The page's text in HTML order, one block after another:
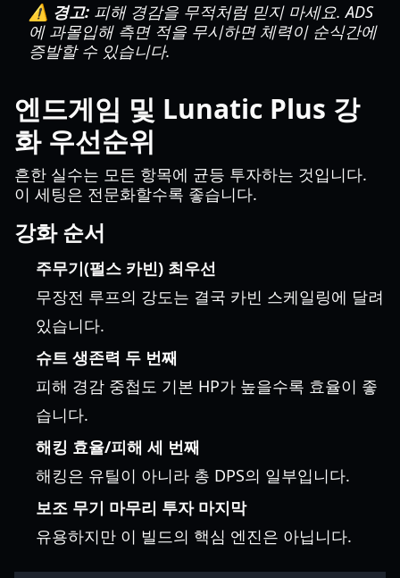
⚠️ 경고: 피해 경감을 무적처럼 믿지 마세요. ADS
에 과몰입해 측면 적을 무시하면 체력이 순식간에
증발할 수 있습니다.
엔드게임 및 Lunatic Plus 강
화 우선순위
흔한 실수는 모든 항목에 균등 투자하는 것입니다.
이 세팅은 전문화할수록 좋습니다.
강화 순서
주무기(펄스 카빈) 최우선
무장전 루프의 강도는 결국 카빈 스케일링에 달려
있습니다.
슈트 생존력 두 번째
피해 경감 중첩도 기본 HP가 높을수록 효율이 좋
습니다.
해킹 효율/피해 세 번째
해킹은 유틸이 아니라 총 DPS의 일부입니다.
보조 무기 마무리 투자 마지막
유용하지만 이 빌드의 핵심 엔진은 아닙니다.